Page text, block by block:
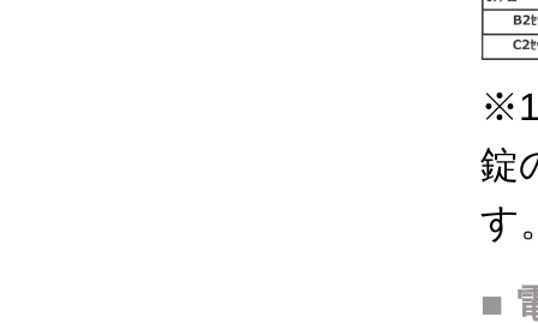
錠
す